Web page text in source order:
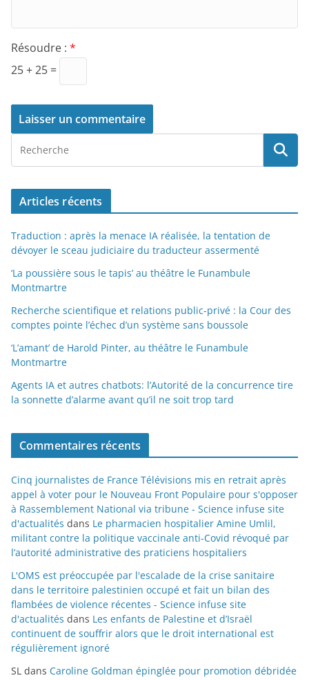
Résoudre : *
25 + 25 =
Articles récents
Traduction : après la menace IA réalisée, la tentation de
dévoyer le sceau judiciaire du traducteur assermenté
‘La poussière sous le tapis’ au théâtre le Funambule
Montmartre
Recherche scientifique et relations public-privé : la Cour des
comptes pointe l’échec d’un système sans boussole
‘L’amant’ de Harold Pinter, au théâtre le Funambule
Montmartre
Agents IA et autres chatbots: l’Autorité de la concurrence tire
la sonnette d’alarme avant qu’il ne soit trop tard
Commentaires récents
Cinq journalistes de France Télévisions mis en retrait après
appel à voter pour le Nouveau Front Populaire pour s'opposer
à Rassemblement National via tribune - Science infuse site
d'actualités dans Le pharmacien hospitalier Amine Umlil,
militant contre la politique vaccinale anti-Covid révoqué par
l’autorité administrative des praticiens hospitaliers
L'OMS est préoccupée par l'escalade de la crise sanitaire
dans le territoire palestinien occupé et fait un bilan des
flambées de violence récentes - Science infuse site
d'actualités dans Les enfants de Palestine et d’Israël
continuent de souffrir alors que le droit international est
régulièrement ignoré
SL dans Caroline Goldman épinglée pour promotion débridée